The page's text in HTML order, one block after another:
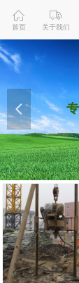
ꀇ
首页
ꄉ
关于我们
넳